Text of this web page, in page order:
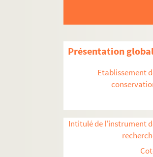
Présentation
Etablissement
Intitulé de l'instrument